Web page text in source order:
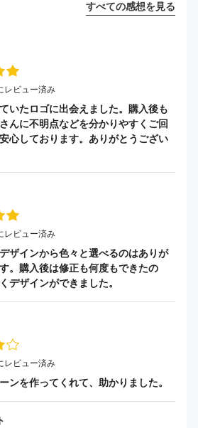
すべての感想を見る
レビュー済み
いたロゴに出会えました。購入後も
んに不明点などを分かりやすくご回
心しております。ありがとうござい
レビュー済み
ザインから色々と選べるのはありが
。購入後は修正も何度もできたの
デザインができました。
レビュー済み
ンを作ってくれて、助かりました。